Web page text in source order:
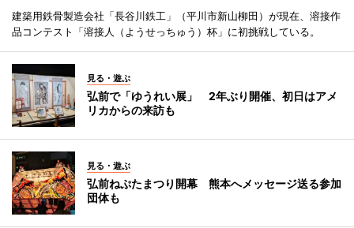
建築用鉄骨製造会社「長谷川鉄工」（平川市新山柳田）が現在、溶接作
品コンテスト「溶接人（ようせっちゅう）杯」に初挑戦している。
見る・遊ぶ
弘前で「ゆうれい展」 2年ぶり開催、初日はアメ
リカからの来訪も
見る・遊ぶ
弘前ねぷたまつり開幕 熊本へメッセージ送る参加
団体も